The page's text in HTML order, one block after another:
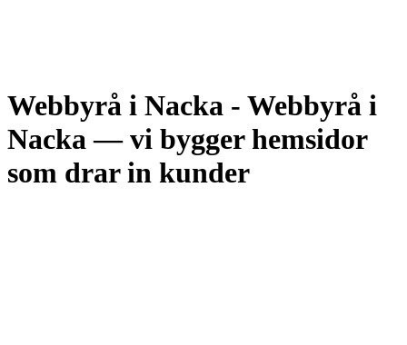
Webbyrå i Nacka - Webbyrå i
Nacka — vi bygger hemsidor
som drar in kunder